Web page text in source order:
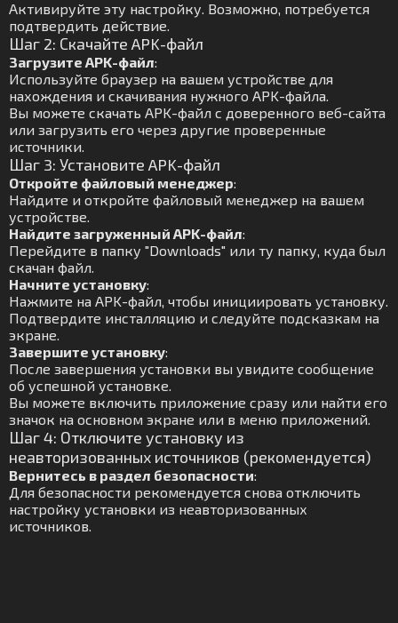
Активируйте эту настройку. Возможно, потребуется
подтвердить действие.
Шаг 2: Скачайте APK-файл
Загрузите APK-файл:
Используйте браузер на вашем устройстве для
нахождения и скачивания нужного APK-файла.
Вы можете скачать APK-файл с доверенного веб-сайта
или загрузить его через другие проверенные
источники.
Шаг 3: Установите APK-файл
Откройте файловый менеджер:
Найдите и откройте файловый менеджер на вашем
устройстве.
Найдите загруженный APK-файл:
Перейдите в папку "Downloads" или ту папку, куда был
скачан файл.
Начните установку:
Нажмите на APK-файл, чтобы инициировать установку.
Подтвердите инсталляцию и следуйте подсказкам на
экране.
Завершите установку:
После завершения установки вы увидите сообщение
об успешной установке.
Вы можете включить приложение сразу или найти его
значок на основном экране или в меню приложений.
Шаг 4: Отключите установку из
неавторизованных источников (рекомендуется)
Вернитесь в раздел безопасности:
Для безопасности рекомендуется снова отключить
настройку установки из неавторизованных
источников.